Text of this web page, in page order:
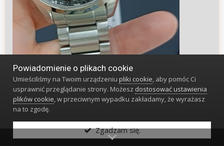
Powiadomienie o plikach cookie
Umieściliśmy na Twoim urządzeniupliki cookie, aby pomóc Ci
usprawnić przeglądanie strony. Możesz dostosować ustawienia
plików cookie, w przeciwnym wypadku zakładamy, że wyrażasz
na to zgodę.
Zgadzam się.